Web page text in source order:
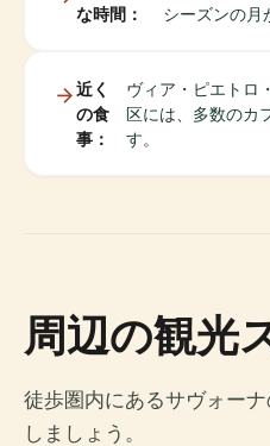
な時間：
シーズンの月
近く
の食
事：
ヴィア・ピエトロ
区には、多数のカ
す。
周辺の観光
徒歩圏内にあるサヴォー
しましょう。